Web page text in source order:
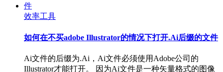
效率工具
如何在不买adobe Illustrator的情况下打开.Ai后缀的文件
Ai文件的后缀为.Ai，Ai文件必须使用Adobe公司的
Illustrator才能打开。 因为Ai文件是一种矢量格式的图像